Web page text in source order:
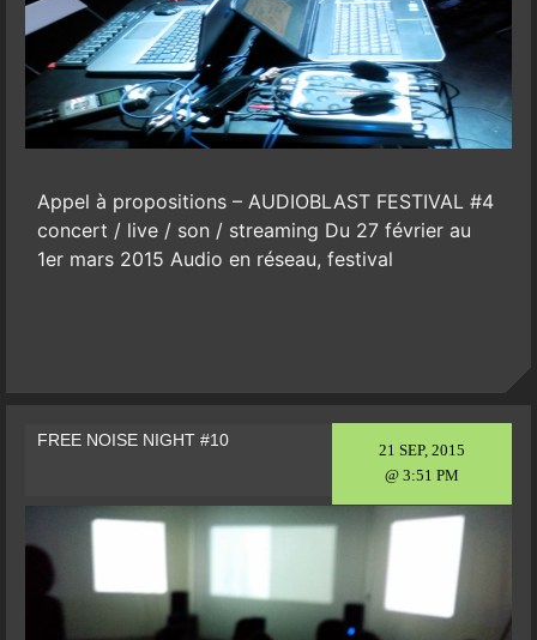
Appel à propositions – AUDIOBLAST FESTIVAL #4
concert / live / son / streaming Du 27 février au
1er mars 2015 Audio en réseau, festival
21 SEP, 2015
@ 3:51 PM
FREE NOISE NIGHT #10